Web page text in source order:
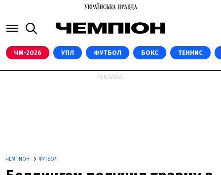
ЧМ-2026 УПЛ ФУТБОЛ БОКС ТЕННИС
РЕКЛАМА:
ЧЕМПИОН ФУТБОЛ